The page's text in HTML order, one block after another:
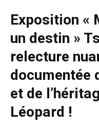
Exposition «
un destin »
relecture
documentée
et de
Léopard !